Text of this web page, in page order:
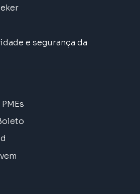
e segurança da